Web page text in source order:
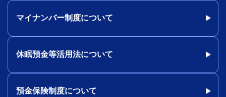
マイナンバー制度について
休眠預金等活用法について
預金保険制度について